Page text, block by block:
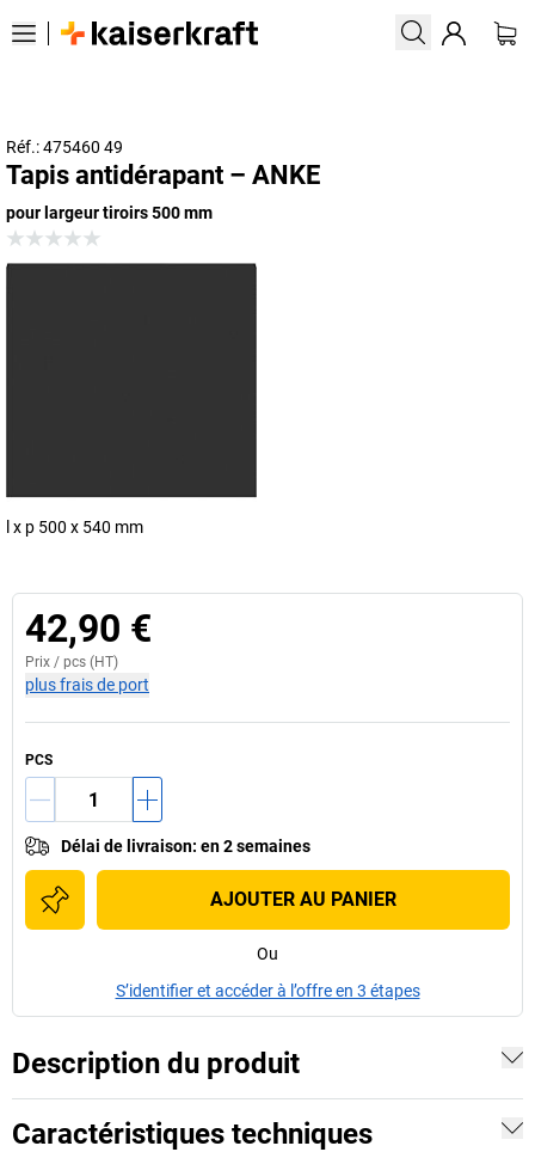
Réf.: 475460 49
Tapis antidérapant – ANKE
pour largeur tiroirs 500 mm
l x p 500 x 540 mm
42,90 €
Prix / pcs (HT)
plus frais de port
PCS
Délai de livraison: en 2 semaines
AJOUTER AU PANIER
Ou
S’identifier et accéder à l’offre en 3 étapes
Description du produit
Caractéristiques techniques